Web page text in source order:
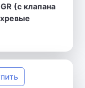
(с клапана